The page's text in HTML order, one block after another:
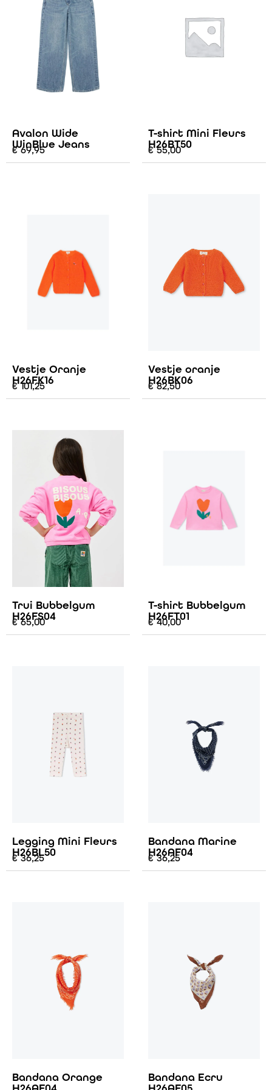
Avalon Wide
WinBlue Jeans
€69,95
T-shirt Mini Fleurs
H26BT50
€55,00
Vestje Oranje
H26FK16
€101,25
Vestje oranje
H26BK06
€82,50
Trui Bubbelgum
H26FS04
€65,00
T-shirt Bubbelgum
H26FT01
€40,00
Legging Mini Fleurs
H26BL50
€36,25
Bandana Marine
H26AF04
€36,25
Bandana Orange
Bandana Ecru